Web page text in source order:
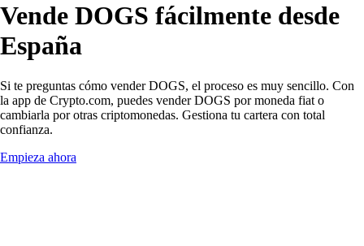
Vende DOGS fácilmente desde
España
Si te preguntas cómo vender DOGS, el proceso es muy sencillo. Con
la app de Crypto.com, puedes vender DOGS por moneda fiat o
cambiarla por otras criptomonedas. Gestiona tu cartera con total
confianza.
Empieza ahora